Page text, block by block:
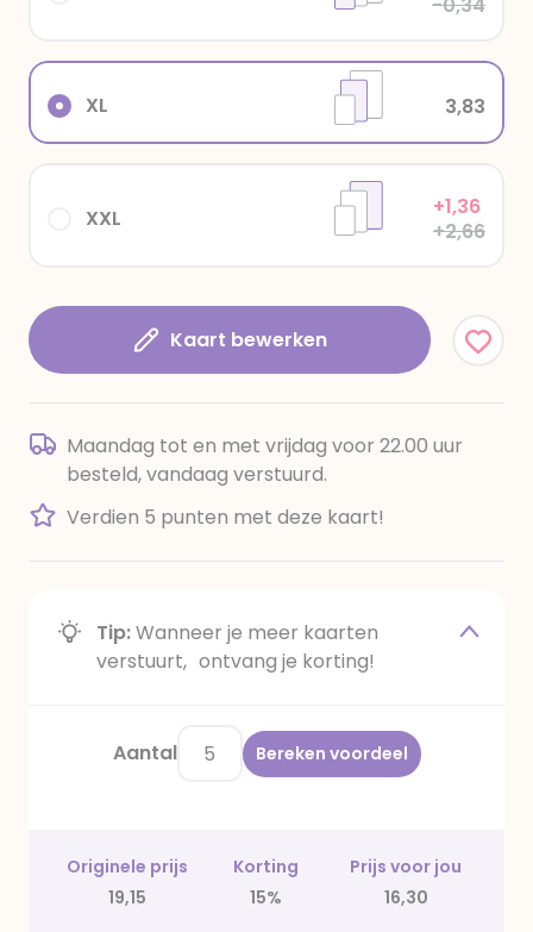
XXL
+1,36
+2,66
XL 3,83
Kaart bewerken
Maandag tot en met vrijdag voor 22.00 uur
besteld, vandaag verstuurd.
Verdien 5 punten met deze kaart!
Tip:Wanneer je meer kaarten
verstuurt, ontvang je korting!
Aantal Bereken voordeel
Originele prijs Korting
Prijs voor jou
19,15
15% 16,30